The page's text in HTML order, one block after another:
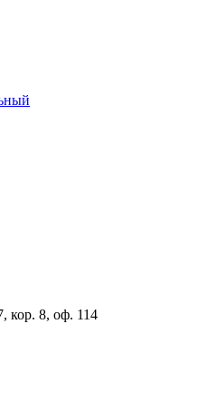
кор. 8, оф. 114